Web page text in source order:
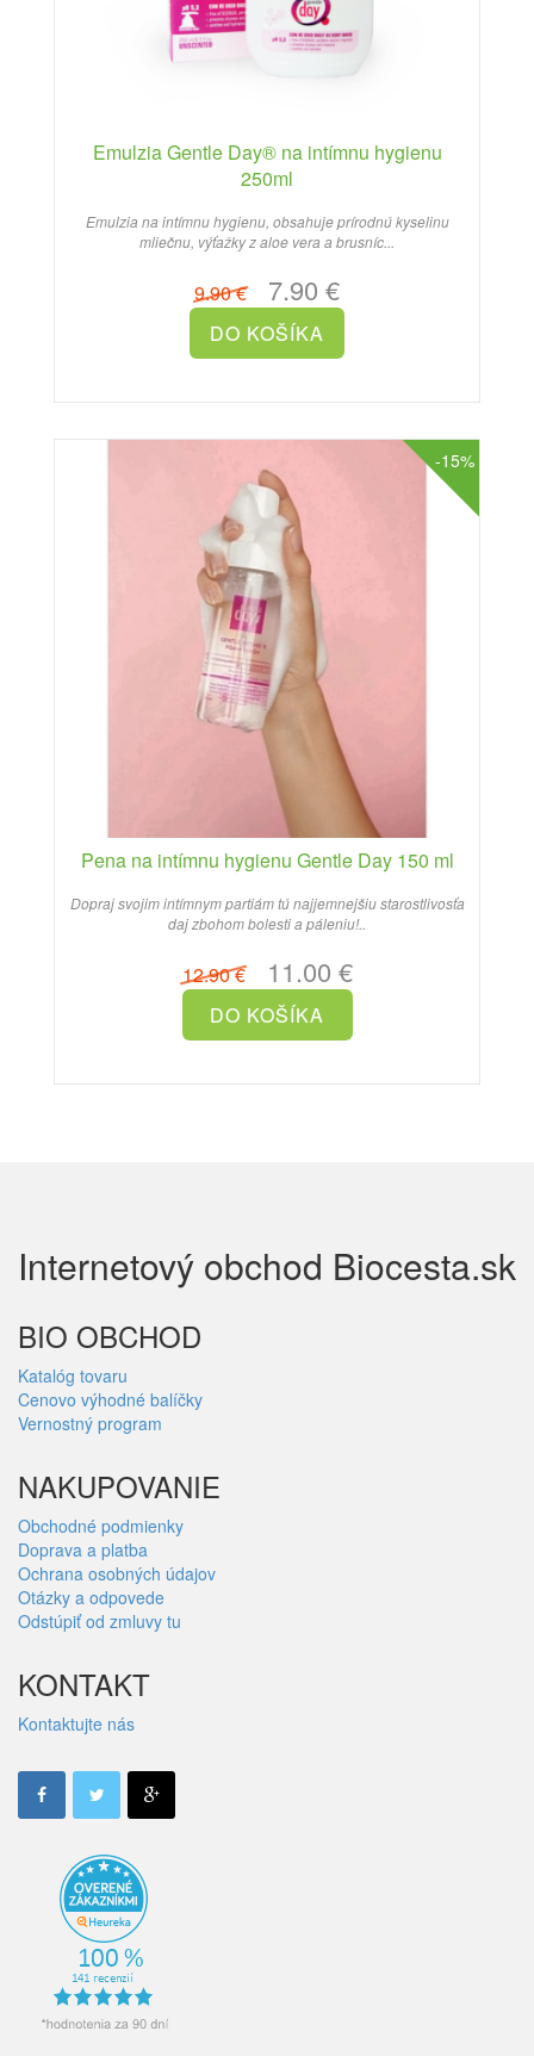
Emulzia Gentle Day® na intímnu hygienu
250ml
Emulzia na intímnu hygienu, obsahuje prírodnú kyselinu
mliečnu, výťažky z aloe vera a brusníc...
9.90 €7.90 €
-15%
Pena na intímnu hygienu Gentle Day 150 ml
Dopraj svojim intímnym partiám tú najjemnejšiu starostlivosťa
daj zbohom bolesti a páleniu!..
12.90 €11.00 €
Internetový obchod Biocesta.sk
BIO OBCHOD
Katalóg tovaru
Cenovo výhodné balíčky
Vernostný program
NAKUPOVANIE
Obchodné podmienky
Doprava a platba
Ochrana osobných údajov
Otázky a odpovede
Odstúpiť od zmluvy tu
KONTAKT
Kontaktujte nás